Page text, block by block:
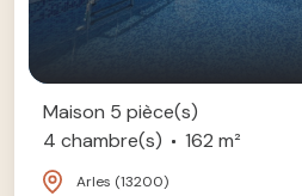
Maison 5 pièce(s)
4 chambre(s)
162 m²
Arles (13200)